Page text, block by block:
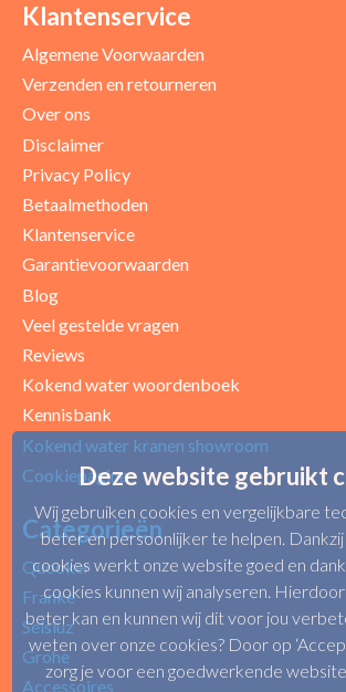
Klantenservice
Algemene Voorwaarden
Verzenden en retourneren
Over ons
Disclaimer
Privacy Policy
Betaalmethoden
Klantenservice
Garantievoorwaarden
Blog
Veel gestelde vragen
Reviews
Kokend water woordenboek
Kennisbank
Kokend water kranen showroom
Cookiepagina
Categorieën
Quooker
Franke
Selsiuz
Grohe
Accessoires
Deze website gebruikt
Wij gebruiken cookies en vergelijkbare
beter en persoonlijker te helpen.
cookies werkt onze website goed en
cookies kunnen wij analyseren.
beter kan en kunnen wij dit voor jou
weten over onze cookies? Door op
zorg je voor een goedwerkende